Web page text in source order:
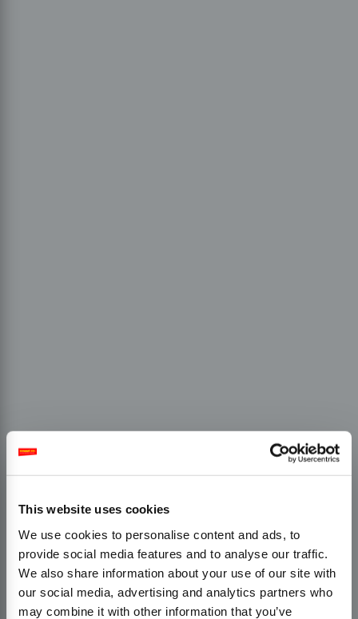
This website uses cookies
We use cookies to personalise content and ads, to
provide social media features and to analyse our traffic.
We also share information about your use of our site with
our social media, advertising and analytics partners who
may combine it with other information that you’ve